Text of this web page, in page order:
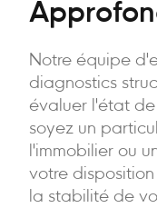
Notre équipe
diagnostics
évaluer l'état de
soyez un
l'immobilier ou
votre
la stabilité de